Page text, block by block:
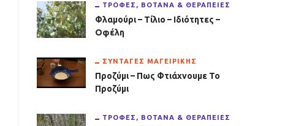
ΤΡΟΦΈΣ, ΒΌΤΑΝΑ & ΘΕΡΑΠΕΊΕΣ
Φλαμούρι – Τίλιο – Ιδιότητες –
Οφέλη
ΣΥΝΤΑΓΈΣ ΜΑΓΕΙΡΙΚΉΣ
Προζύμι – Πως Φτιάχνουμε Το
Προζύμι
ΤΡΟΦΈΣ, ΒΌΤΑΝΑ & ΘΕΡΑΠΕΊΕΣ